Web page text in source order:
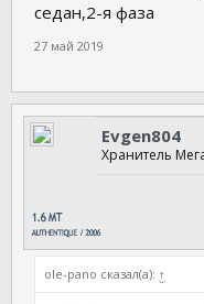
седан,2-я фаза
27 май 2019
Evgen804
Хранитель
ole-pano сказал(а): ↑